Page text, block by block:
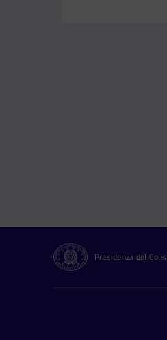
Presidenza del